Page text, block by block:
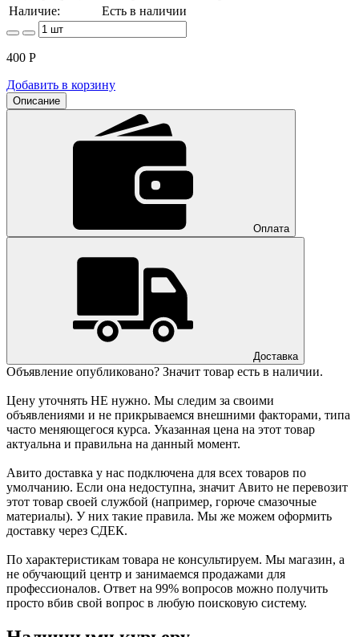
Наличие:
Есть в наличии
400 Р
Добавить в корзину
Описание
Оплата
Доставка
Объявление опубликовано? Значит товар есть в наличии.
Цену уточнять НЕ нужно. Мы следим за своими
объявлениями и не прикрываемся внешними факторами, типа
часто меняющегося курса. Указанная цена на этот товар
актуальна и правильна на данный момент.
Авито доставка у нас подключена для всех товаров по
умолчанию. Если она недоступна, значит Авито не перевозит
этот товар своей службой (например, горюче смазочные
материалы). У них такие правила. Мы же можем оформить
доставку через СДЕК.
По характеристикам товара не консультируем. Мы магазин, а
не обучающий центр и занимаемся продажами для
профессионалов. Ответ на 99% вопросов можно получить
просто вбив свой вопрос в любую поисковую систему.